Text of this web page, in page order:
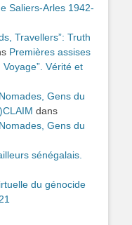
Saliers-Arles 1942-
Travellers”: Truth
Premières assises
Vérité et
Gens du
dans
Gens du
sénégalais.
du génocide